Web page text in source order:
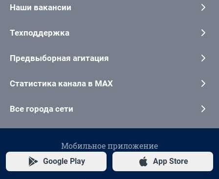
Наши вакансии
Техподдержка
Предвыборная агитация
Статистика канала в MAX
Все города сети
Мобильное приложение
Google Play App Store